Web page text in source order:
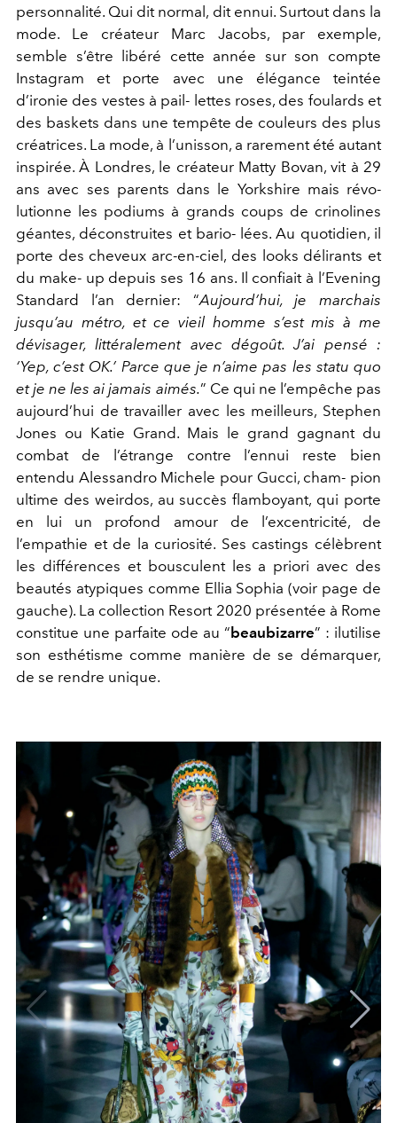
personnalité. Qui dit normal, dit ennui. Surtout dans la
mode. Le créateur Marc Jacobs, par exemple,
semble s’être libéré cette année sur son compte
Instagram et porte avec une élégance teintée
d’ironie des vestes à pail- lettes roses, des foulards et
des baskets dans une tempête de couleurs des plus
créatrices. La mode, à l’unisson, a rarement été autant
inspirée. À Londres, le créateur Matty Bovan, vit à 29
ans avec ses parents dans le Yorkshire mais révo-
lutionne les podiums à grands coups de crinolines
géantes, déconstruites et bario- lées. Au quotidien, il
porte des cheveux arc-en-ciel, des looks délirants et
du make- up depuis ses 16 ans. Il confiait à l’Evening
Standard l’an dernier: “Aujourd’hui, je marchais
jusqu’au métro, et ce vieil homme s’est mis à me
dévisager, littéralement avec dégoût. J’ai pensé :
‘Yep, c’est OK.’ Parce que je n’aime pas les statu quo
et je ne les ai jamais aimés.” Ce qui ne l’empêche pas
aujourd’hui de travailler avec les meilleurs, Stephen
Jones ou Katie Grand. Mais le grand gagnant du
combat de l’étrange contre l’ennui reste bien
entendu Alessandro Michele pour Gucci, cham- pion
ultime des weirdos, au succès flamboyant, qui porte
en lui un profond amour de l’excentricité, de
l’empathie et de la curiosité. Ses castings célèbrent
les différences et bousculent les a priori avec des
beautés atypiques comme Ellia Sophia (voir page de
gauche). La collection Resort 2020 présentée à Rome
constitue une parfaite ode au “ beaubizarre” : ilutilise
son esthétisme comme manière de se démarquer,
de se rendre unique.